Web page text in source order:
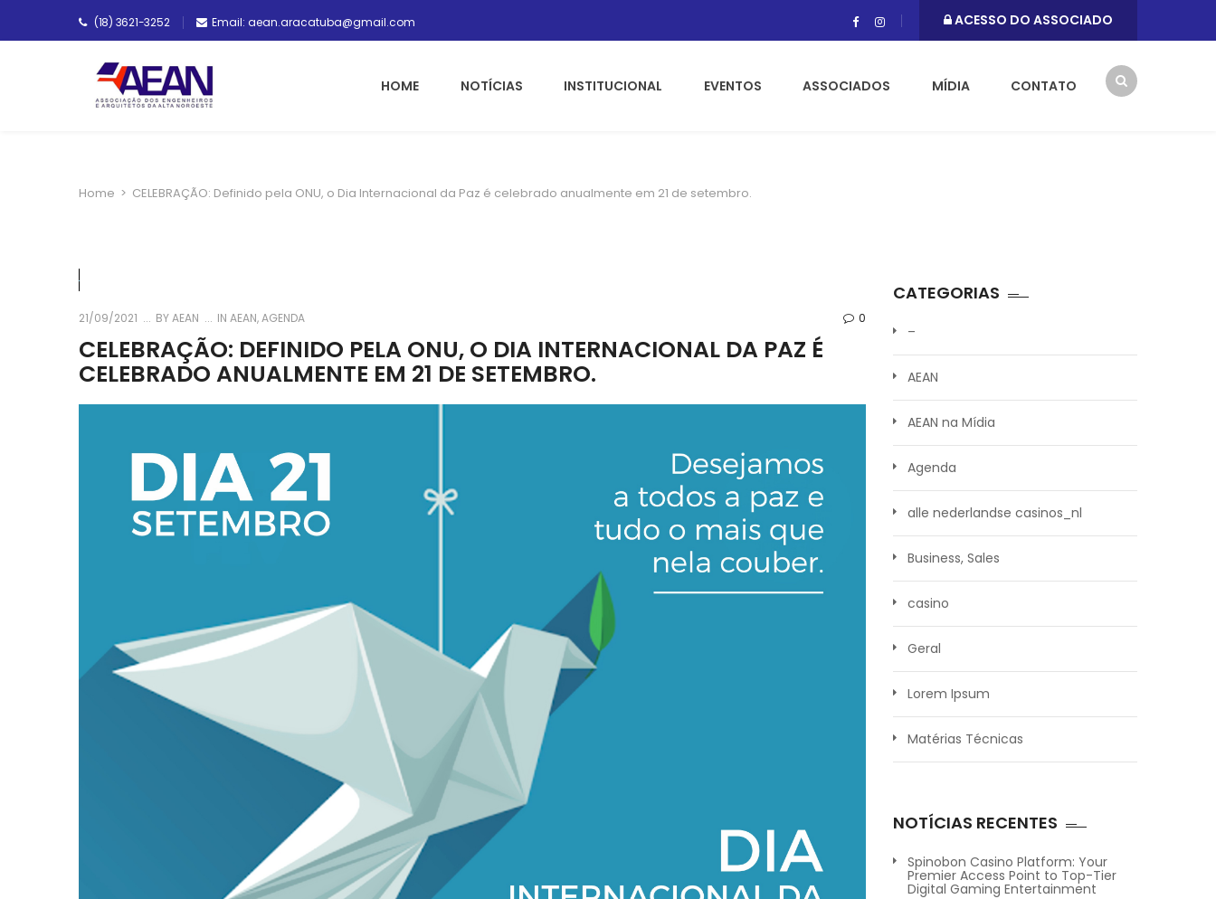
(18) 3621-3252 Email: aean.aracatuba@gmail.com ACESSO DO ASSOCIADO
HOME NOTÍCIAS INSTITUCIONAL EVENTOS ASSOCIADOS MÍDIA CONTATO
Home > CELEBRAÇÃO: Definido pela ONU, o Dia Internacional da Paz é celebrado anualmente em 21 de setembro.
21/09/2021 BYAEAN IN AEAN,AGENDA 0
CELEBRAÇÃO: DEFINIDO PELA ONU, O DIA INTERNACIONAL DA PAZ É
CELEBRADO ANUALMENTE EM 21 DE SETEMBRO.
CATEGORIAS
–
AEAN
AEAN na Mídia
Agenda
alle nederlandse casinos_nl
Business, Sales
casino
Geral
Lorem Ipsum
Matérias Técnicas
NOTÍCIAS RECENTES
Spinobon Casino Platform: Your
Premier Access Point to Top-Tier
Digital Gaming Entertainment